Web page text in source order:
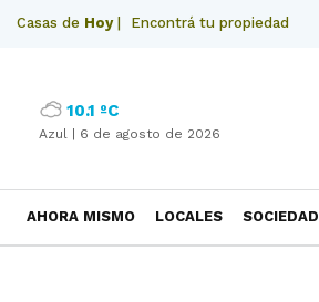
Casas de Hoy| Encontrá tu propiedad
10.1 ºC
Azul | 6 de agosto de 2026
AHORA MISMO LOCALES SOCIEDAD